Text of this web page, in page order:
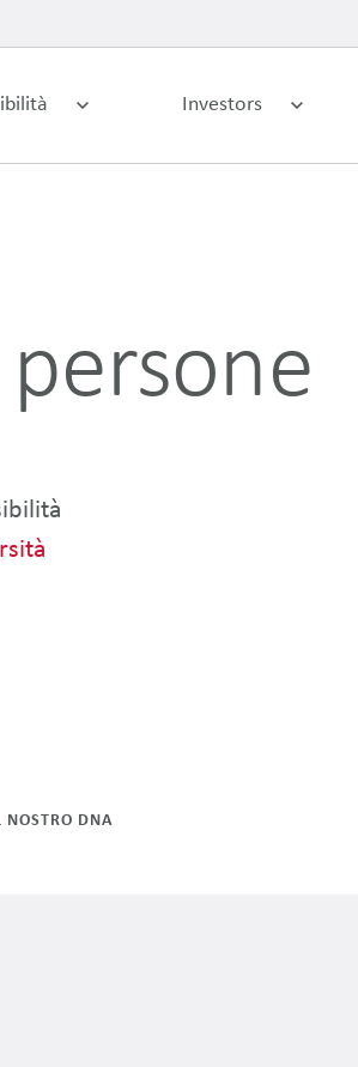
Investors
NOSTRO DNA